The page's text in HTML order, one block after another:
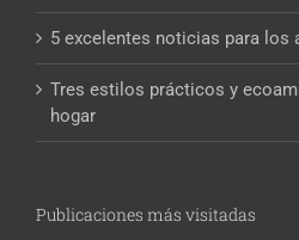
5 excelentes noticias para los
Tres estilos prácticos y
hogar
Publicaciones más visitadas